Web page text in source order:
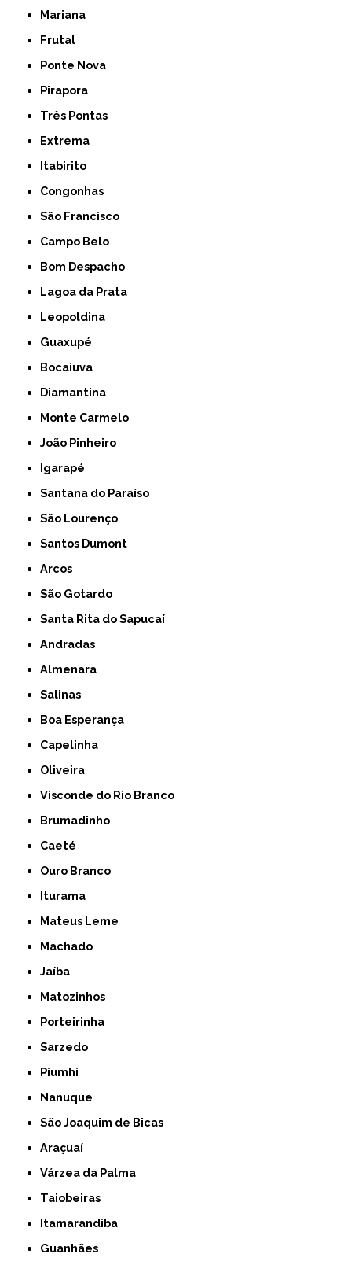
Mariana
Frutal
Ponte Nova
Pirapora
Três Pontas
Extrema
Itabirito
Congonhas
São Francisco
Campo Belo
Bom Despacho
Lagoa da Prata
Leopoldina
Guaxupé
Bocaiuva
Diamantina
Monte Carmelo
João Pinheiro
Igarapé
Santana do Paraíso
São Lourenço
Santos Dumont
Arcos
São Gotardo
Santa Rita do Sapucaí
Andradas
Almenara
Salinas
Boa Esperança
Capelinha
Oliveira
Visconde do Rio Branco
Brumadinho
Caeté
Ouro Branco
Iturama
Mateus Leme
Machado
Jaíba
Matozinhos
Porteirinha
Sarzedo
Piumhi
Nanuque
São Joaquim de Bicas
Araçuaí
Várzea da Palma
Taiobeiras
Itamarandiba
Guanhães